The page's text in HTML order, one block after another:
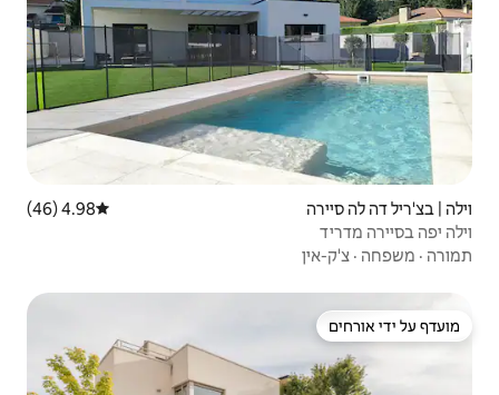
דירוג ממוצע של 4.98 מתוך 5, 46 ביקורות
4.98 (46)